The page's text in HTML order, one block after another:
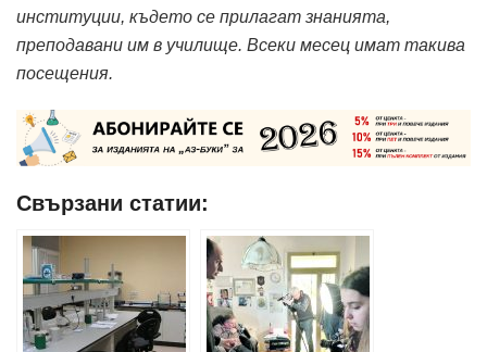
институции, където се прилагат знанията,
преподавани им в училище. Всеки месец имат такива
посещения.
Свързани статии: